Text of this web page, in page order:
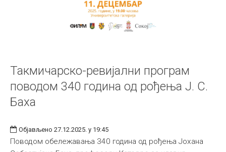
Такмичарско-ревијални програм
поводом 340 година од рођења Ј. С.
Баха
Објављено 27.12.2025. у 19:45
Поводом обележавања 340 година од рођења Јохана